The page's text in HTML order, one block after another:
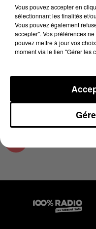
24 juin 2025 - 1 min 14
L'AGENDA DE
06H47
L'agenda de l'Ariege
Vous pouvez accepter en
sélectionnant les finalités et/
Vous pouvez également
accepter". Vos préférences
pouvez mettre à jour vos
moment via le lien "Gérer les